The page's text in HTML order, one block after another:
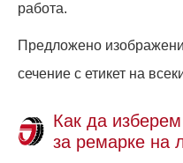
работа.
Предложено
сечение с етикет на
Как да
за ремарке на